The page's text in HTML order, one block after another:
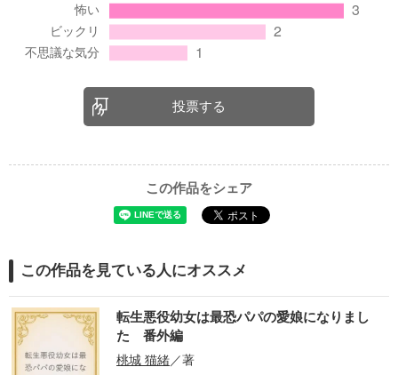
投票する
この作品をシェア
この作品を見ている人にオススメ
転生悪役幼女は最恐パパの愛娘になりまし
た 番外編
桃城 猫緒／著